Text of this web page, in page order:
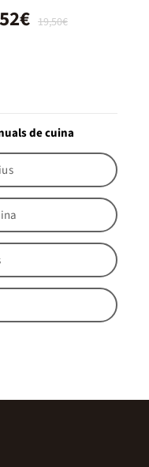
19,50€
de cuina